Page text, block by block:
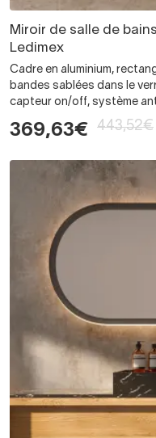
Miroir de salle de
Ledimex
Cadre en aluminium,
bandes sablées dans le
capteur on/off, système
369,63€ 443,52€